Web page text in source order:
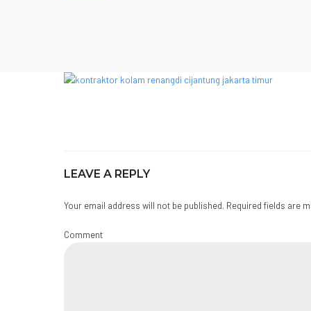
LEAVE A REPLY
Your email address will not be published. Required fields are
Comment